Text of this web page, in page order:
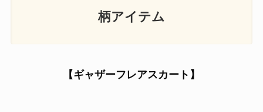
柄アイテム
【ギャザーフレアスカート】